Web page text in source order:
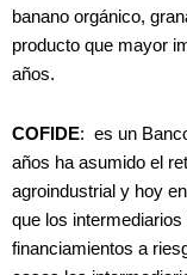
banano orgánico,
producto que mayor
años.
COFIDE: es un
años ha asumido el
agroindustrial y hoy
que los
financiamientos a